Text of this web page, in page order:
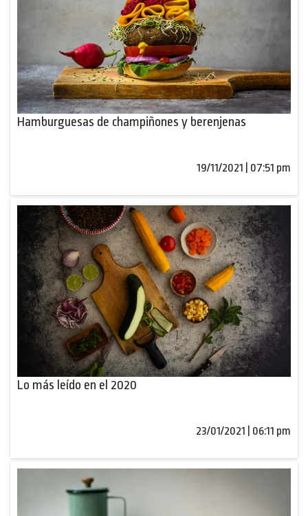
Hamburguesas de champiñones y berenjenas
19/11/2021 | 07:51 pm
Lo más leído en el 2020
23/01/2021 | 06:11 pm